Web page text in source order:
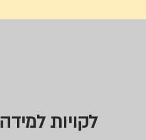
לקויות למידה